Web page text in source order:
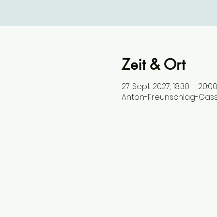
Zeit & Ort
27. Sept. 2027, 18:30 – 20:00
Anton-Freunschlag-